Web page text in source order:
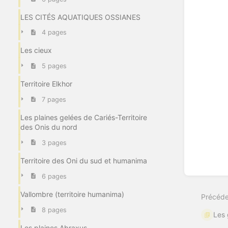
LES CITÉS AQUATIQUES OSSIANES
4 pages
Les cieux
5 pages
Territoire Elkhor
7 pages
Les plaines gelées de Cariés-Territoire
des Onis du nord
3 pages
Territoire des Oni du sud et humanima
6 pages
Vallombre (territoire humanima)
8 pages
Les